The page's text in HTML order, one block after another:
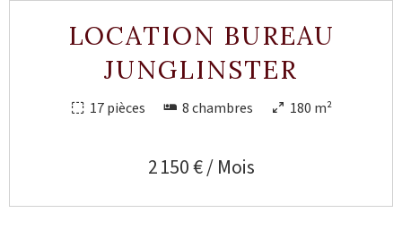
LOCATION BUREAU
JUNGLINSTER
17 pièces 8 chambres 180 m²
2 150 € / Mois